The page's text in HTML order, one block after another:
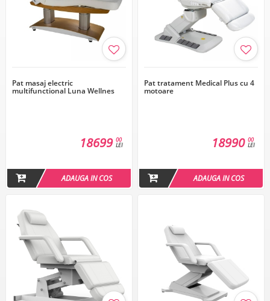
Pat masaj electric
multifunctional Luna Wellnes
00
LEI
18699
ADAUGA IN COS
Pat tratament Medical Plus cu 4
motoare
00
LEI
18990
ADAUGA IN COS